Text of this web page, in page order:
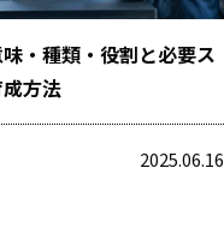
・種類・役割と必要ス
方法
2025.06.16